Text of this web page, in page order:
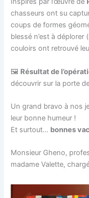
chasseurs ont su
coups de formes
blessé n’est à déplorer
couloirs ont retrouvé
🖼️ Résultat de
découvrir sur la porte
Un grand bravo à nos
leur bonne humeur !
Et surtout… bonnes
Monsieur Gheno,
madame Valette,